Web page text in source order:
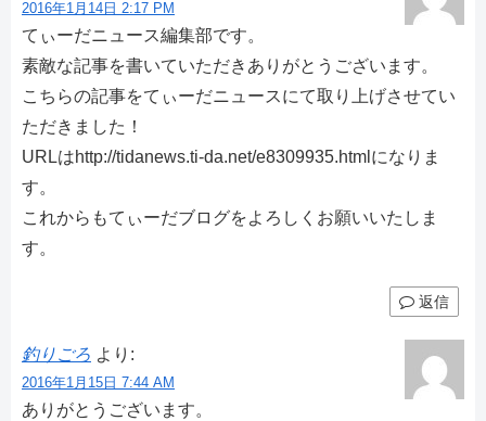
2016年1月14日 2:17 PM
てぃーだニュース編集部です。
素敵な記事を書いていただきありがとうございます。
こちらの記事をてぃーだニュースにて取り上げさせてい
ただきました！
URLはhttp://tidanews.ti-da.net/e8309935.htmlになりま
す。
これからもてぃーだブログをよろしくお願いいたしま
す。
返信
釣りごろ より:
2016年1月15日 7:44 AM
ありがとうございます。